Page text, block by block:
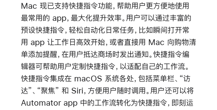
Mac 现已支持快捷指令功能，帮助用户更方便地使用
最常用的 app，最大化提升效率。用户可以通过丰富的
预设快捷指令，轻松自动化日常任务，比如瞬间打开常
用 app 让工作日高效开始，或者直接用 Mac 向购物清
单添加提醒，在用户抵达商场时发出通知。快捷指令编
辑器可帮助用户定制快捷指令，以适配自己的工作流。
快捷指令集成在 macOS 系统各处，包括菜单栏、“访
达”、“聚焦” 和 Siri，方便用户随时调用。用户还可以将
Automator app 中的工作流转化为快捷指令，即刻运